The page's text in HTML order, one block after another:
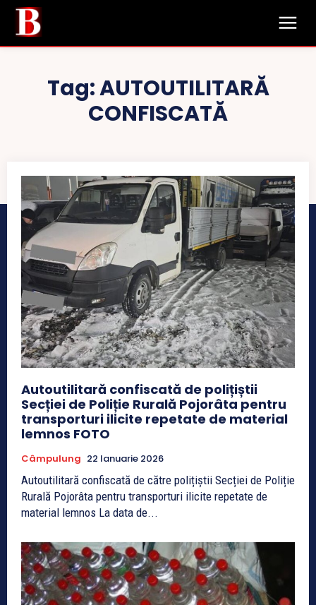
Tag:AUTOUTILITARĂ
CONFISCATĂ
Autoutilitară confiscată de polițiștii
Secției de Poliție Rurală Pojorâta pentru
transporturi ilicite repetate de material
lemnos FOTO
Câmpulung 22 Ianuarie 2026
Autoutilitară confiscată de către polițiștii Secției de Poliție
Rurală Pojorâta pentru transporturi ilicite repetate de
material lemnos La data de...